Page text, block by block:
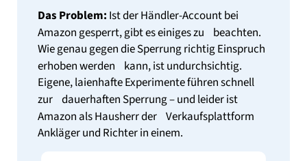
Das Problem: Ist der Händler-Account bei
Amazon gesperrt, gibt es einiges zu beachten.
Wie genau gegen die Sperrung richtig Einspruch
erhoben werden kann, ist undurchsichtig.
Eigene, laienhafte Experimente führen schnell
zur dauerhaften Sperrung – und leider ist
Amazon als Hausherr der Verkaufsplattform
Ankläger und Richter in einem.